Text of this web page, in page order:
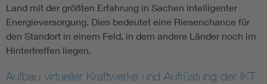
Land mit der größten Erfahrung in Sachen intelligenter
Energieversorgung. Dies bedeutet eine Riesenchance für
den Standort in einem Feld, in dem andere Länder noch im
Hintertreffen liegen.
Aufbau virtueller Kraftwerke und Aufrüstung der IKT